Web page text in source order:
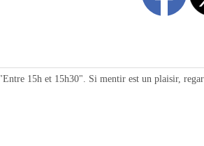
15h et 15h30". Si mentir est un plaisir,